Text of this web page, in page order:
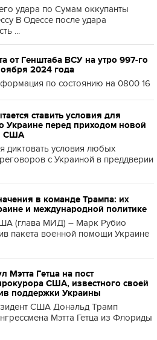
удара по Сумам оккупанты
В Одессе после удара
...
от Генштаба ВСУ на утро 997-го
2024 года
по состоянию на 0800 16
ставить условия для
Украине перед приходом новой
США
диктовать условия любых
с Украиной в преддверии
в команде Трампа: их
и международной политике
(глава МИД) – Марк Рубио
пакета военной помощи Украине
Мэтта Гетца на пост
США, известного своей
поддержки Украины
США Дональд Трамп
Мэтта Гетца из Флориды